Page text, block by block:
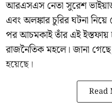
আরএসএস নেতা সুরেশ
এবং অলঙ্কার চুরির ঘটনা নিয়ে
পর আচমকাই তাঁর এই ইস্তফায়
রাজনৈতিক মহলে। জানা
হয়েছে।
Read